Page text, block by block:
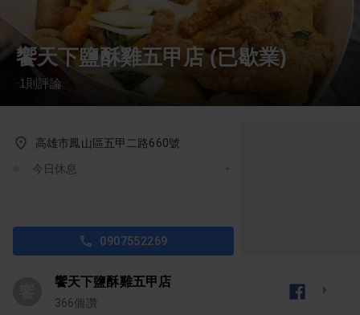
饗天下鹽酥雞五甲店 (已歇業)
·1 則評論
高雄市鳳山區五甲二路660號
今日休息
0907552269
饗天下鹽酥雞五甲店
366個讚